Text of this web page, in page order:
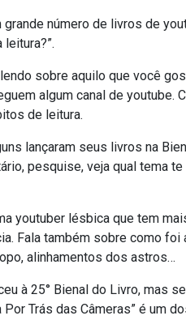
número de livros de
sobre aquilo que você
algum canal de youtube.
de leitura.
lançaram seus livros na
pesquise, veja qual tema
youtuber lésbica que tem
Fala também sobre como
alinhamentos dos astros…
à 25° Bienal do Livro, mas
Por Trás das Câmeras” é um